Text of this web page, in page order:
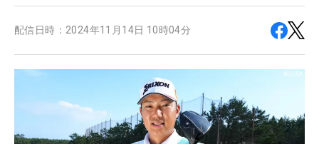
配信日時： 2024年11月14日 10時04分